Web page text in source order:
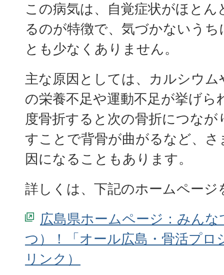
この病気は、自覚症状がほと
るのが特徴で、気づかないう
とも少なくありません。
主な原因としては、カルシウ
の栄養不足や運動不足が挙げら
度骨折すると次の骨折につな
すことで背骨が曲がるなど、
因になることもあります。
詳しくは、下記のホームページ
広島県ホームページ：みん
つ）！「オール広島・骨活プロ